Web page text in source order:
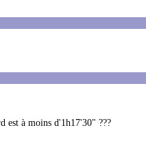
est à moins d'1h17'30" ???